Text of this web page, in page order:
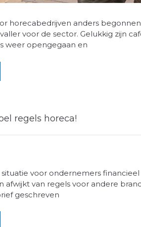
horecabedrijven anders
voor de sector. Gelukkig zijn
weer opengegaan en
regels horeca!
voor ondernemers
afwijkt van regels voor andere
geschreven